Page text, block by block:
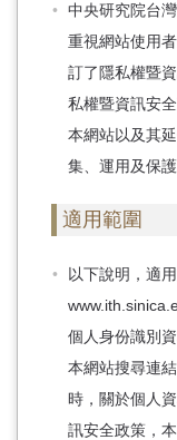
所-中央研究院台
重視網站使用
訂了隱私權暨
私權暨資訊安
本網站以及其
集、運用及保
適用範圍
以下說明，適
個人身份識別
本網站搜尋連
時，關於個人
訊安全政策，